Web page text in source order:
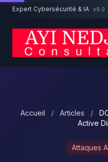
Aller au contenu principal
Expert Cybersécurité & IA v9.0
Accueil / Articles /
Active
Attaques
Un projet cybersécurité ?